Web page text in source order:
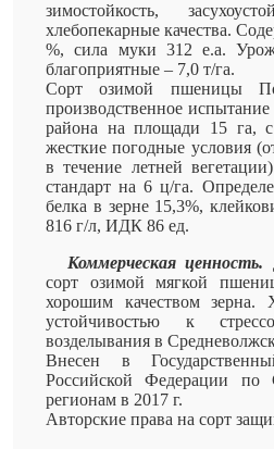
зимостойкость,
хлебопекарные качества.
%, сила муки 312 е.а.
благоприятные – 7,0 т/га.
Сорт озимой пшеницы
производственное
района на площади 15 га,
жесткие погодные условия
в течение летней
стандарт на 6 ц/га.
белка в зерне 15,3%,
816 г/л, ИДК 86 ед.
Коммерческая ценность.
сорт озимой мягкой
хорошим качеством зерна.
устойчивостью к
возделывания в
Внесен в
Российской Федерации по
регионам в 2017 г.
Авторские права на сорт